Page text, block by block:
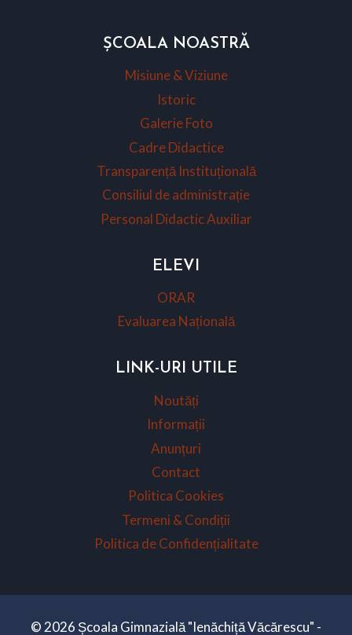
ȘCOALA NOASTRĂ
Misiune & Viziune
Istoric
Galerie Foto
Cadre Didactice
Transparență Instituțională
Consiliul de administrație
Personal Didactic Auxiliar
ELEVI
ORAR
Evaluarea Națională
LINK-URI UTILE
Noutăți
Informații
Anunțuri
Contact
Politica Cookies
Termeni & Condiții
Politica de Confidențialitate
© 2026 Școala Gimnazială "Ienăchiță Văcărescu" -